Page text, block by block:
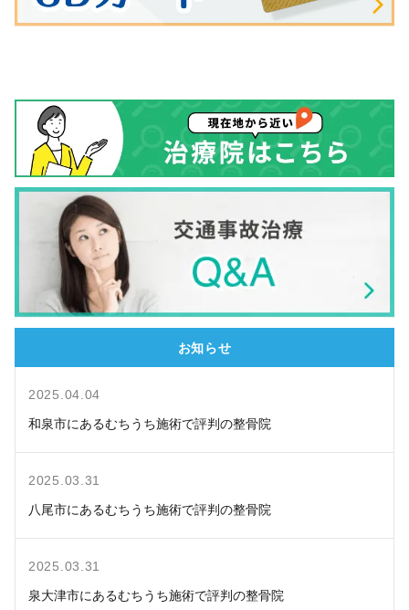
お知らせ
2025.04.04
和泉市にあるむちうち施術で評判の整骨院
2025.03.31
八尾市にあるむちうち施術で評判の整骨院
2025.03.31
泉大津市にあるむちうち施術で評判の整骨院